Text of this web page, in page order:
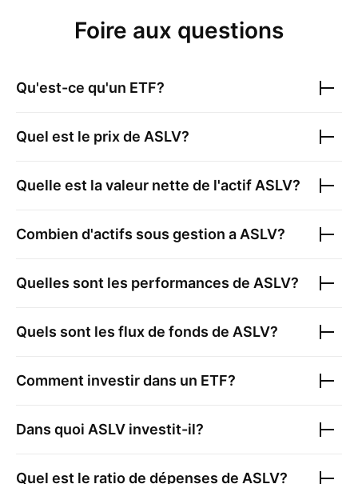
Foire aux questions
Qu'est-ce qu'un ETF?
Quel est le prix de ASLV?
Quelle est la valeur nette de l'actif ASLV?
Combien d'actifs sous gestion a ASLV?
Quelles sont les performances de ASLV?
Quels sont les flux de fonds de ASLV?
Comment investir dans un ETF?
Dans quoi ASLV investit-il?
Quel est le ratio de dépenses de ASLV?